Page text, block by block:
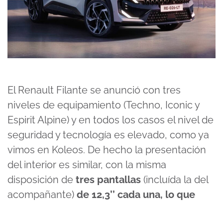
El Renault Filante se anunció con tres
niveles de equipamiento (Techno, Iconic y
Espirit Alpine) y en todos los casos el nivel de
seguridad y tecnología es elevado, como ya
vimos en Koleos. De hecho la presentación
del interior es similar, con la misma
disposición de tres pantallas (incluída la del
acompañante) de 12,3’’ cada una, lo que